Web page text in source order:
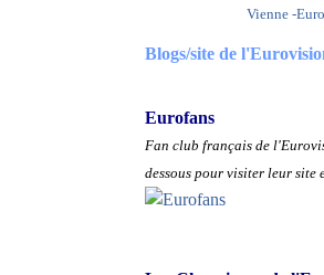
Vienne -
Blogs/site de
Eurofans
Fan club français de
dessous pour visiter leur site